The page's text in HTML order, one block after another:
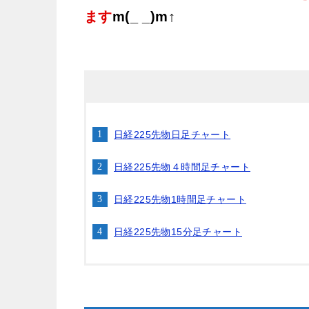
ますm(_ _)m↑
日経225先物日足チャート
日経225先物４時間足チャート
日経225先物1時間足チャート
日経225先物15分足チャート